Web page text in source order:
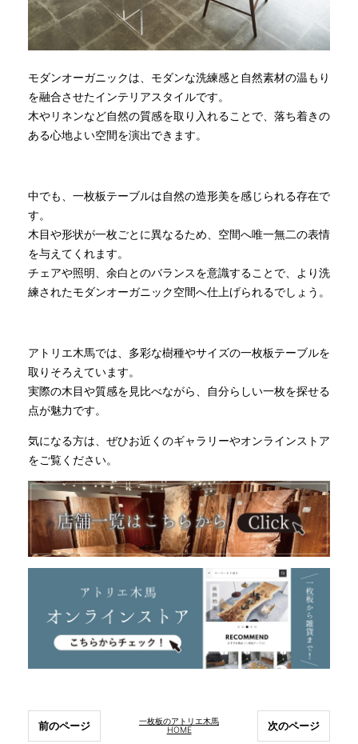
モダンオーガニックは、モダンな洗練感と自然素材の温もり
を融合させたインテリアスタイルです。
木やリネンなど自然の質感を取り入れることで、落ち着きの
ある心地よい空間を演出できます。
中でも、一枚板テーブルは自然の造形美を感じられる存在で
す。
木目や形状が一枚ごとに異なるため、空間へ唯一無二の表情
を与えてくれます。
チェアや照明、余白とのバランスを意識することで、より洗
練されたモダンオーガニック空間へ仕上げられるでしょう。
アトリエ木馬では、多彩な樹種やサイズの一枚板テーブルを
取りそろえています。
実際の木目や質感を見比べながら、自分らしい一枚を探せる
点が魅力です。
気になる方は、ぜひお近くのギャラリーやオンラインストア
をご覧ください。
一枚板のアトリエ木馬
HOME
前のページ 次のページ